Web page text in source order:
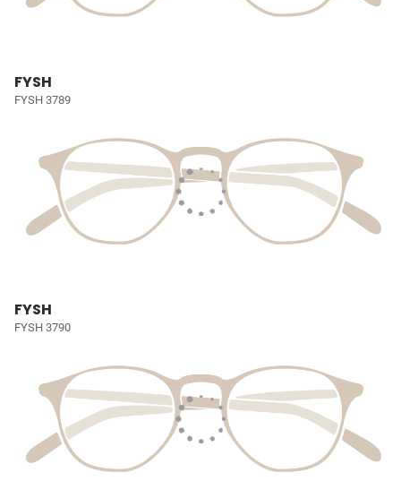
FYSH
FYSH 3789
FYSH
FYSH 3790